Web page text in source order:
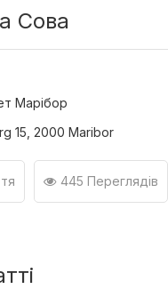
Сова
Марібор
15, 2000 Maribor
445 Переглядів